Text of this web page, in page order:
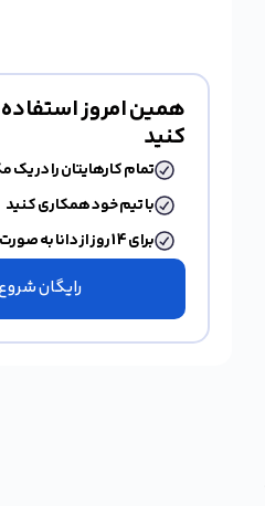
همین امروز استفاده
کنید
تمام کارهایتان را در
با تیم خود همکاری کنید
برای 14 روز از دانا به صورت رایگان استفاده کنید
رایگان